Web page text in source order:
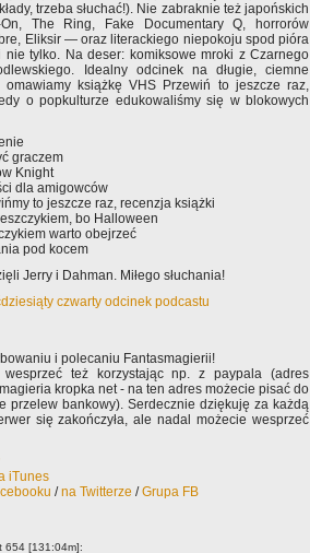
trzeba słuchać!). Nie zabraknie też japońskich
The Ring, Fake Documentary Q, horrorów
Eliksir — oraz literackiego niepokoju spod pióra
tylko. Na deser: komiksowe mroki z Czarnego
Idealny odcinek na długie, ciemne
omawiamy książkę VHS Przewiń to jeszcze raz,
o popkulturze edukowaliśmy się w blokowych
graczem
Knight
dla amigowców
to jeszcze raz, recenzja książki
bo Halloween
warto obejrzeć
pod kocem
Jerry i Dahman. Miłego słuchania!
czwarty odcinek podcastu
i polecaniu Fantasmagierii!
wesprzeć też korzystając np. z paypala (adres
kropka net - na ten adres możecie pisać do
przelew bankowy). Serdecznie dziękuję za każdą
się zakończyła, ale nadal możecie wesprzeć
iTunes
/na Twitterze /Grupa FB
654 [131:04m]: